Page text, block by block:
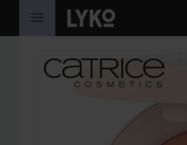
SIIRTYÄ JHK SISÄLTÖÖN
OHITA OSIO